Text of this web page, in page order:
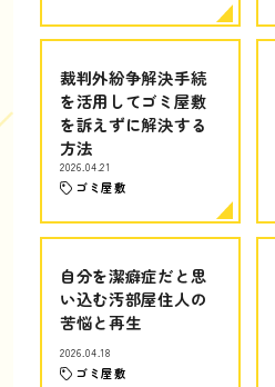
裁判外紛争解決手続
を活用してゴミ屋敷
を訴えずに解決する
方法
2026.04.21
ゴミ屋敷
自分を潔癖症だと思
い込む汚部屋住人の
苦悩と再生
2026.04.18
ゴミ屋敷